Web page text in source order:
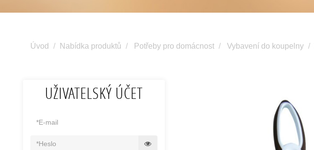
Úvod Nabídka produktů Potřeby pro domácnost Vybavení do koupelny
UŽIVATELSKÝ ÚČET